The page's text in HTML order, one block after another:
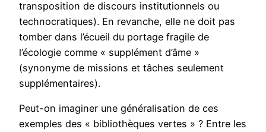
transposition de discours institutionnels ou
technocratiques). En revanche, elle ne doit pas
tomber dans l’écueil du portage fragile de
l’écologie comme « supplément d’âme »
(synonyme de missions et tâches seulement
supplémentaires).
Peut-on imaginer une généralisation de ces
exemples des « bibliothèques vertes » ? Entre les